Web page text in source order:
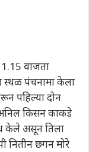
वाजता
स्थळ पंचनामा केला
पहिल्या दोन
किसन काकडे
केले असून तिला
नितीन छगन मोरे